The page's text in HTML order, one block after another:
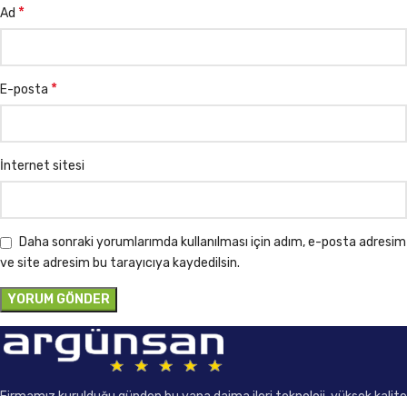
Ad *
E-posta *
İnternet sitesi
Daha sonraki yorumlarımda kullanılması için adım, e-posta adresim
ve site adresim bu tarayıcıya kaydedilsin.